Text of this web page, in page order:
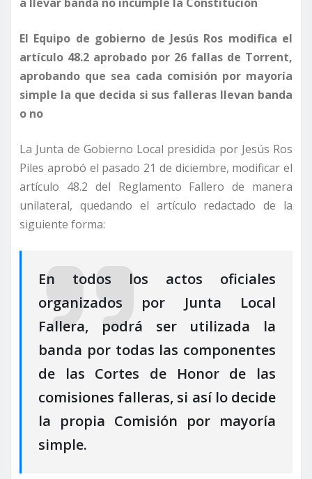
El Equipo de gobierno de Jesús Ros modifica el
artículo 48.2 aprobado por 26 fallas de Torrent,
aprobando que sea cada comisión por mayoría
simple la que decida si sus falleras llevan banda
o no
La Junta de Gobierno Local presidida por Jesús Ros
Piles aprobó el pasado 21 de diciembre, modificar el
artículo 48.2 del Reglamento Fallero de manera
unilateral, quedando el artículo redactado de la
siguiente forma:
En todos los actos oficiales
organizados por Junta Local
Fallera, podrá ser utilizada la
banda por todas las componentes
de las Cortes de Honor de las
comisiones falleras, si así lo decide
la propia Comisión por mayoría
simple.